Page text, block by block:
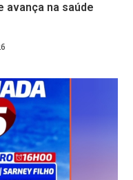
avança na saúde